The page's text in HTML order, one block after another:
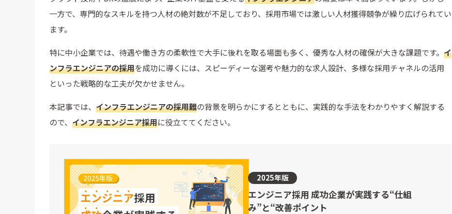
一方で、専門的なスキルを持つ人材の絶対数が不足しており、採用市場では激しい人材獲得競争が繰り広げられてい
ます。
特に中小企業では、待遇や働き方の柔軟性で大手に後れを取る場面も多く、優秀な人材の確保が大きな課題です。 イ
ンフラエンジニアの採用を成功に導くには、スピーディーな選考や魅力的な求人設計、多様な採用チャネルの活用
といった戦略的な工夫が欠かせません。
本記事では、 インフラエンジニアの採用難の背景を明らかにするとともに、実践的な手法をわかりやすく解説する
ので、 インフラエンジニア採用に役立ててください。
2025年版
エンジニア採用 成功企業が実践する“仕組
み”と“改善ポイント